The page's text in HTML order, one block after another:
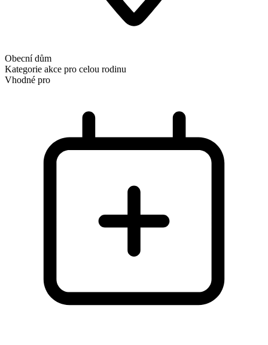
Obecní dům
Kategorie akce pro celou rodinu
Vhodné pro